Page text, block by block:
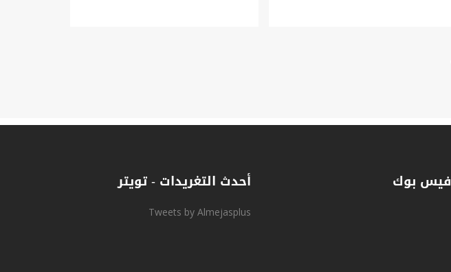
فيس بوك أحدث التغريدات - تويتر
Tweets by Almejasplus